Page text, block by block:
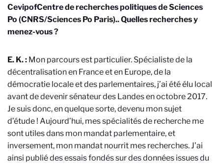
CevipofCentre de recherches politiques de Sciences
Po (CNRS/Sciences Po Paris).. Quelles recherches y
menez-vous ?
E. K. : Mon parcours est particulier. Spécialiste de la
décentralisation en France et en Europe, de la
démocratie locale et des parlementaires, j’ai été élu local
avant de devenir sénateur des Landes en octobre 2017.
Je suis donc, en quelque sorte, devenu mon sujet
d’étude ! Aujourd’hui, mes spécialités de recherche me
sont utiles dans mon mandat parlementaire, et
inversement, mon mandat nourrit mes recherches. J’ai
ainsi publié des essais fondés sur des données issues du